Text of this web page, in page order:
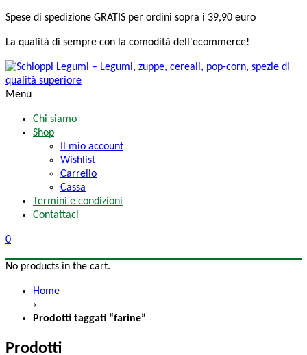
Spese di spedizione GRATIS per ordini sopra i 39,90 euro
La qualità di sempre con la comodità dell'ecommerce!
Menu
Chi siamo
Shop
Il mio account
Wishlist
Carrello
Cassa
Termini e condizioni
Contattaci
0
No products in the cart.
Home
›
Prodotti taggati “farine”
Prodotti